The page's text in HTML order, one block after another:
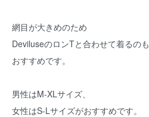
網目が大きめのため
DeviluseのロンTと合わせて着るのも
おすすめです。
男性はM-XLサイズ、
女性はS-Lサイズがおすすめです。